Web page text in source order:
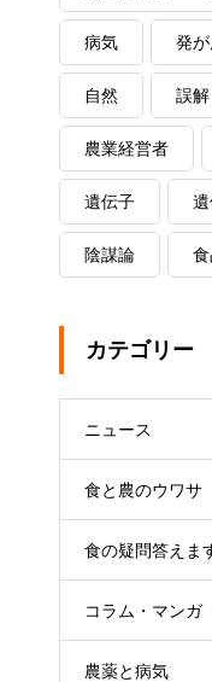
病気 発
自然 誤解
農業経営者
遺伝子 遺
陰謀論
カテゴリー
ニュース
食と農のウワサ
食の疑問答えま
コラム・マンガ
農薬と病気